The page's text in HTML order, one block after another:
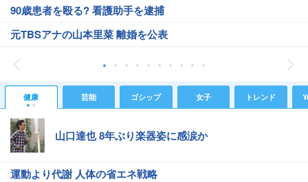
90歳患者を殴る? 看護助手を逮捕
元TBSアナの山本里菜 離婚を公表
健康 芸能 ゴシップ 女子 トレンド
山口達也 8年ぶり楽器姿に感涙か
運動より代謝 人体の省エネ戦略